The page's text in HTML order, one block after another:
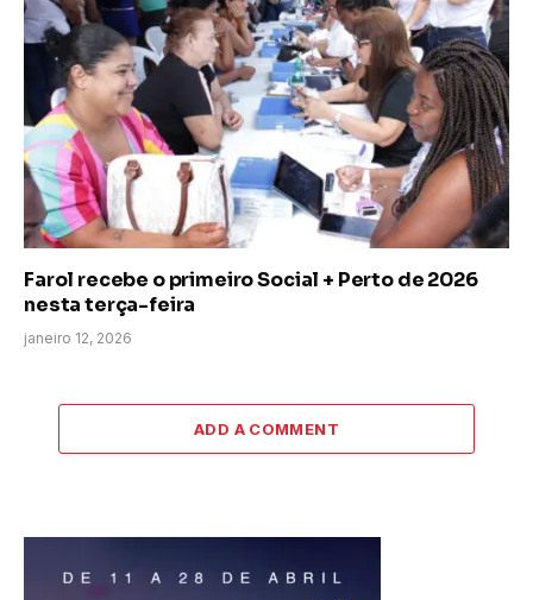
Farol recebe o primeiro Social + Perto de 2026
nesta terça-feira
janeiro 12, 2026
ADD A COMMENT